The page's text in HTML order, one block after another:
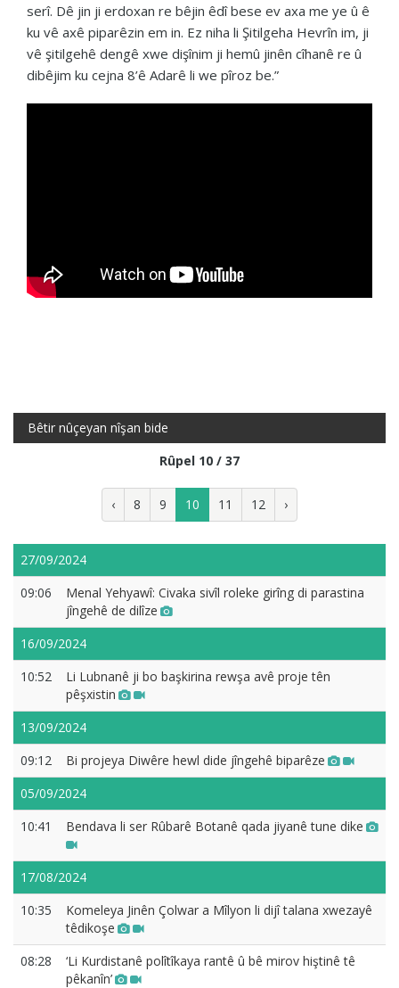
serî. Dê jin ji erdoxan re bêjin êdî bese ev axa me ye û ê
ku vê axê piparêzin em in. Ez niha li Şitilgeha Hevrîn im, ji
vê şitilgehê dengê xwe dişînim ji hemû jinên cîhanê re û
dibêjim ku cejna 8’ê Adarê li we pîroz be.”
Bêtir nûçeyan nîşan bide
Rûpel 10 / 37
‹ 8 9 10 11 12 ›
27/09/2024
09:06
Menal Yehyawî: Civaka sivîl roleke girîng di parastina
jîngehê de dilîze
16/09/2024
10:52
Li Lubnanê ji bo başkirina rewşa avê proje tên
pêşxistin
13/09/2024
09:12
Bi projeya Diwêre hewl dide jîngehê biparêze
05/09/2024
10:41
Bendava li ser Rûbarê Botanê qada jiyanê tune dike
17/08/2024
10:35
Komeleya Jinên Çolwar a Mîlyon li dijî talana xwezayê
têdikoşe
08:28
‘Li Kurdistanê polîtîkaya rantê û bê mirov hiştinê tê
pêkanîn’